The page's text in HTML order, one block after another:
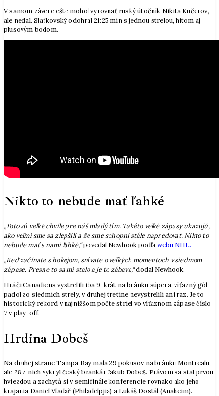
V samom závere ešte mohol vyrovnať ruský útočník Nikita Kučerov,
ale nedal. Slafkovský odohral 21:25 min s jednou strelou, hitom aj
plusovým bodom.
Nikto to nebude mať ľahké
„Toto sú veľké chvíle pre náš mladý tím. Takéto veľké zápasy ukazujú,
ako veľmi sme sa zlepšili a že sme schopní stále napredovať. Nikto to
nebude mať s nami ľahké,“povedal Newhook podľa webu NHL.
„Keď začínate s hokejom, snívate o veľkých momentoch v siedmom
zápase. Presne to sa mi stalo a je to zábava,“dodal Newhook.
Hráči Canadiens vystrelili iba 9-krát na bránku súpera, víťazný gól
padol zo siedmich strely, v druhej tretine nevystrelili ani raz. Je to
historický rekord v najnižšom počte striel vo víťaznom zápase číslo
7 v play-off.
Hrdina Dobeš
Na druhej strane Tampa Bay mala 29 pokusov na bránku Montrealu,
ale 28 z nich vykryl český brankár Jakub Dobeš. Právom sa stal prvou
hviezdou a zachytá si v semifinále konferencie rovnako ako jeho
krajania Daniel Vladař (Philadelpjia) a Lukáš Dostál (Anaheim).